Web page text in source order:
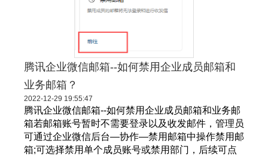
腾讯企业微信邮箱--如何禁用企业成员邮箱和
业务邮箱？
2022-12-29 19:55:47
腾讯企业微信邮箱--如何禁用企业成员邮箱和业务邮
箱若邮箱账号暂时不需要登录以及收发邮件，管理员
可通过企业微信后台—协作—禁用邮箱中操作禁用邮
箱;可选择禁用单个成员账号或禁用部门，后续可点